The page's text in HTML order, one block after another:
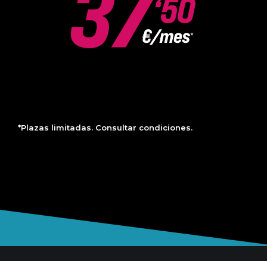
*Plazas limitadas. Consultar condiciones.